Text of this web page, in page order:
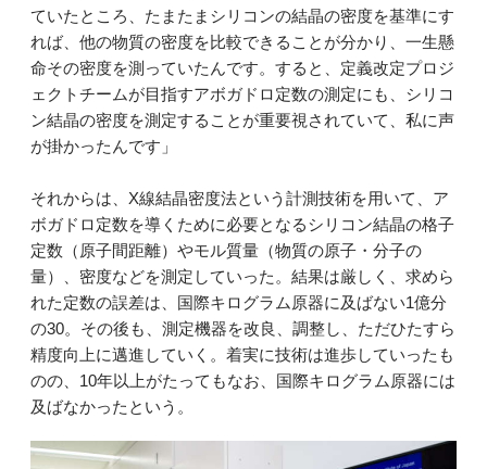
ていたところ、たまたまシリコンの結晶の密度を基準にす
れば、他の物質の密度を比較できることが分かり、一生懸
命その密度を測っていたんです。すると、定義改定プロジ
ェクトチームが目指すアボガドロ定数の測定にも、シリコ
ン結晶の密度を測定することが重要視されていて、私に声
が掛かったんです」
それからは、X線結晶密度法という計測技術を用いて、ア
ボガドロ定数を導くために必要となるシリコン結晶の格子
定数（原子間距離）やモル質量（物質の原子・分子の
量）、密度などを測定していった。結果は厳しく、求めら
れた定数の誤差は、国際キログラム原器に及ばない1億分
の30。その後も、測定機器を改良、調整し、ただひたすら
精度向上に邁進していく。着実に技術は進歩していったも
のの、10年以上がたってもなお、国際キログラム原器には
及ばなかったという。